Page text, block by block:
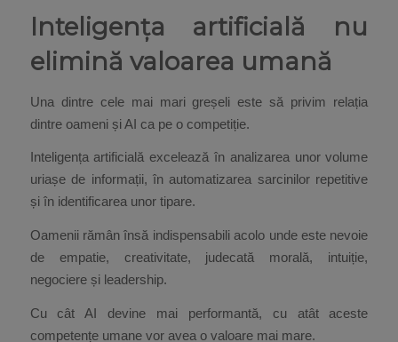
Inteligența artificială nu
elimină valoarea umană
Una dintre cele mai mari greșeli este să privim relația
dintre oameni și AI ca pe o competiție.
Inteligența artificială excelează în analizarea unor volume
uriașe de informații, în automatizarea sarcinilor repetitive
și în identificarea unor tipare.
Oamenii rămân însă indispensabili acolo unde este nevoie
de empatie, creativitate, judecată morală, intuiție,
negociere și leadership.
Cu cât AI devine mai performantă, cu atât aceste
competențe umane vor avea o valoare mai mare.